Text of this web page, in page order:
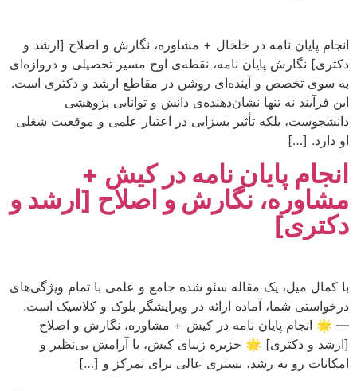
انجام پایان نامه در خلخال + مشاوره، نگارش و اصلاح [ارشد و
دکتری] نگارش پایان نامه، نقطه‌ی اوج مسیر تحصیلی و دروازه‌ای
به سوی تخصص و آینده‌ای روشن در مقاطع ارشد و دکتری است.
این فرآیند نه تنها نشان‌دهنده‌ی دانش و توانایی پژوهشی
دانشجوست، بلکه تأثیر بسزایی در اعتبار علمی و موقعیت شغلی
او دارد. […]
انجام پایان نامه در کیش +
مشاوره، نگارش و اصلاح [ارشد و
دکتری]
با کمال میل، یک مقاله سئو شده جامع و علمی با تمام ویژگی‌های
درخواستی شما، آماده ارائه در ویرایشگر بلوک و کلاسیک است.
— 🌟 انجام پایان نامه در کیش + مشاوره، نگارش و اصلاح
[ارشد و دکتری] 🌟 جزیره زیبای کیش، با آرامش بی‌نظیر و
امکانات رو به رشد، بستری عالی برای تمرکز و […]